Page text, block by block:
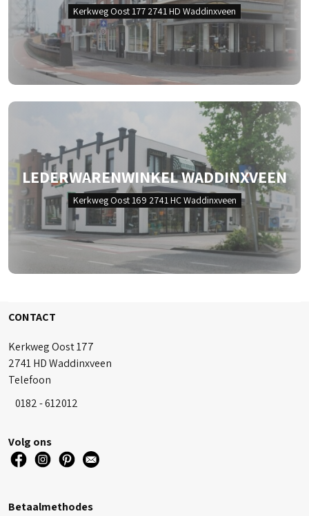
Kerkweg Oost 177 2741 HD Waddinxveen
LEDERWARENWINKEL WADDINXVEEN
Kerkweg Oost 169 2741 HC Waddinxveen
CONTACT
Kerkweg Oost 177
2741 HD Waddinxveen
Telefoon
0182 - 612012
Volg ons
Betaalmethodes